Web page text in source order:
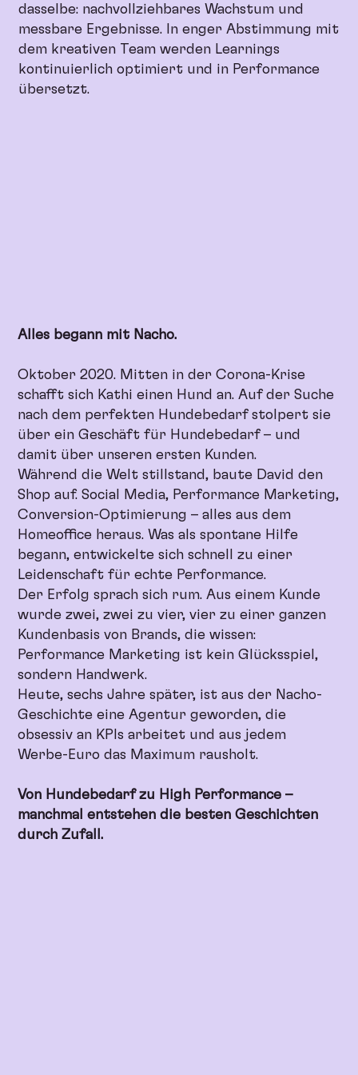
dasselbe: nachvollziehbares Wachstum und
messbare Ergebnisse. In enger Abstimmung mit
dem kreativen Team werden Learnings
kontinuierlich optimiert und in Performance
übersetzt.
Alles begann mit Nacho.
Oktober 2020. Mitten in der Corona-Krise
schafft sich Kathi einen Hund an. Auf der Suche
nach dem perfekten Hundebedarf stolpert sie
über ein Geschäft für Hundebedarf – und
damit über unseren ersten Kunden.
Während die Welt stillstand, baute David den
Shop auf. Social Media, Performance Marketing,
Conversion-Optimierung – alles aus dem
Homeoffice heraus. Was als spontane Hilfe
begann, entwickelte sich schnell zu einer
Leidenschaft für echte Performance.
Der Erfolg sprach sich rum. Aus einem Kunde
wurde zwei, zwei zu vier, vier zu einer ganzen
Kundenbasis von Brands, die wissen:
Performance Marketing ist kein Glücksspiel,
sondern Handwerk.
Heute, sechs Jahre später, ist aus der Nacho-
Geschichte eine Agentur geworden, die
obsessiv an KPIs arbeitet und aus jedem
Werbe-Euro das Maximum rausholt.
Von Hundebedarf zu High Performance –
manchmal entstehen die besten Geschichten
durch Zufall.